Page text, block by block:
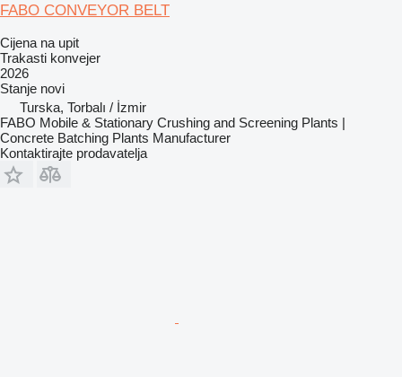
FABO CONVEYOR BELT
Cijena na upit
Trakasti konvejer
2026
Stanje novi
Turska, Torbalı / İzmir
FABO Mobile & Stationary Crushing and Screening Plants |
Concrete Batching Plants Manufacturer
Kontaktirajte prodavatelja